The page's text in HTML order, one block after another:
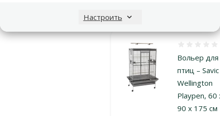
Настроитьдоставка
Вольер для
птиц – Savic
Wellington
Playpen, 60
90 x 175 см